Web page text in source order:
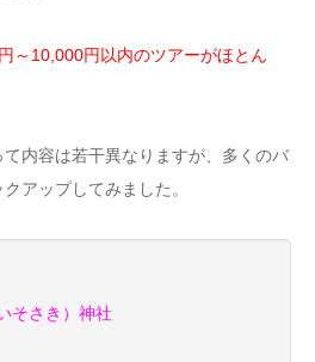
～10,000円以内のツアーがほとん
内容は若干異なりますが、多くのバ
アップしてみました。
そさき）神社